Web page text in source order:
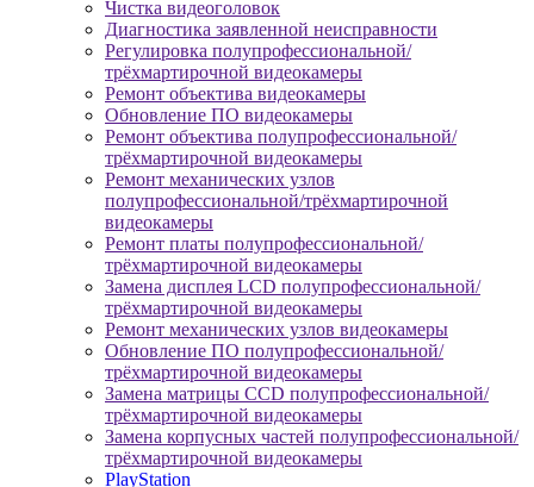
Чистка видеоголовок
Диагностика заявленной неисправности
Регулировка полупрофессиональной/
трёхмартирочной видеокамеры
Ремонт объектива видеокамеры
Обновление ПО видеокамеры
Ремонт объектива полупрофессиональной/
трёхмартирочной видеокамеры
Ремонт механических узлов
полупрофессиональной/трёхмартирочной
видеокамеры
Ремонт платы полупрофессиональной/
трёхмартирочной видеокамеры
Замена дисплея LCD полупрофессиональной/
трёхмартирочной видеокамеры
Ремонт механических узлов видеокамеры
Обновление ПО полупрофессиональной/
трёхмартирочной видеокамеры
Замена матрицы CCD полупрофессиональной/
трёхмартирочной видеокамеры
Замена корпусных частей полупрофессиональной/
трёхмартирочной видеокамеры
PlayStation